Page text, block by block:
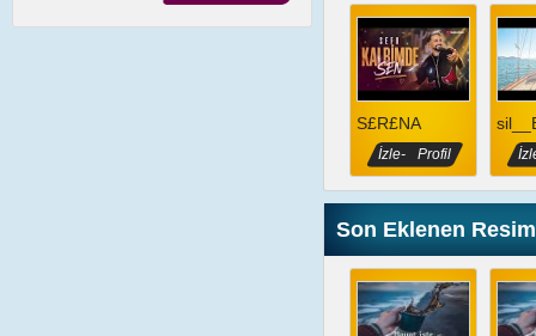
S£R£NA
İzle- Profil
Son Eklenen